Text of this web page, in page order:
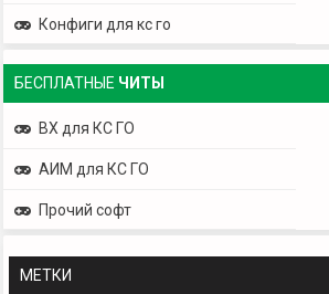
Конфиги для кс го
БЕСПЛАТНЫЕ ЧИТЫ
ВХ для КС ГО
АИМ для КС ГО
Прочий софт
МЕТКИ